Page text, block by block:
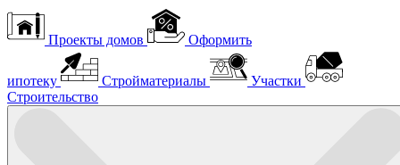
Проекты домов Оформить
ипотеку Стройматериалы
Участки
Строительство